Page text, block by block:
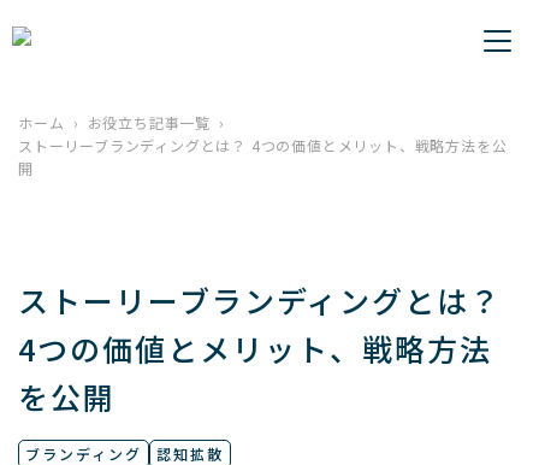
ホーム
お役立ち記事一覧
ストーリーブランディングとは？ 4つの価値とメリット、戦略方法を公
開
ストーリーブランディングとは？
4つの価値とメリット、戦略方法
を公開
ブランディング 認知拡散